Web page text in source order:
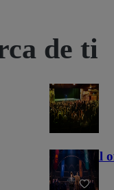
de ti
NFL Hall
22